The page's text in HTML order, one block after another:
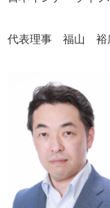
代表理事 福山 裕